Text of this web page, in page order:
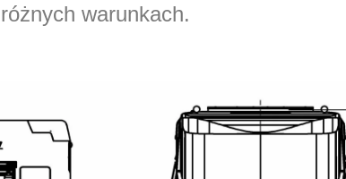
różnych warunkach.